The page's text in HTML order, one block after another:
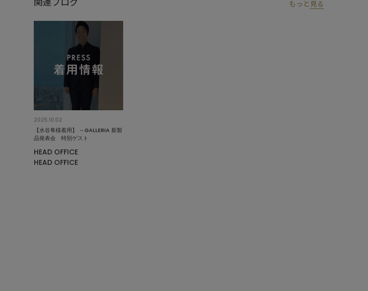
もっと 見る
2025.10.02
【水谷隼様着用】 ～GALLERIA 新製
品発表会 特別ゲスト
HEAD OFFICE
HEAD OFFICE